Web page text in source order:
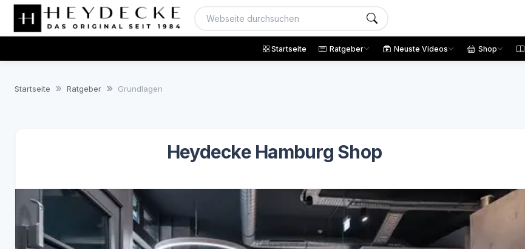
Startseite Ratgeber Neuste Videos Shop
Startseite Ratgeber Grundlagen
Heydecke Hamburg Shop